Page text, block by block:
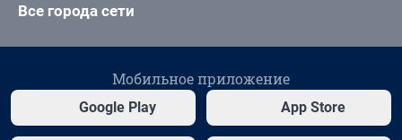
Все города сети
Мобильное приложение
Google Play App Store